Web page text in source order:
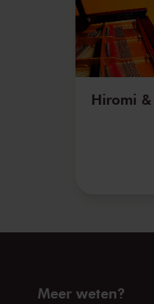
Hiromi
Meer weten?